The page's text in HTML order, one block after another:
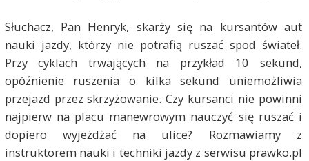
Słuchacz, Pan Henryk, skarży się na kursantów aut
nauki jazdy, którzy nie potrafią ruszać spod świateł.
Przy cyklach trwających na przykład 10 sekund,
opóźnienie ruszenia o kilka sekund uniemożliwia
przejazd przez skrzyżowanie. Czy kursanci nie powinni
najpierw na placu manewrowym nauczyć się ruszać i
dopiero wyjeżdżać na ulice? Rozmawiamy z
instruktorem nauki i techniki jazdy z serwisu prawko.pl